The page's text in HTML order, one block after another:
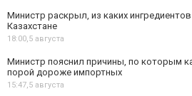
Министр раскрыл, из каких
Казахстане
18:00,5 августа
Министр пояснил причины, по которым
порой дороже импортных
15:47,5 августа